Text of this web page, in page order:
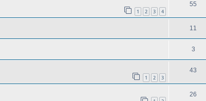
1 2 3 4
55
11
3
1 2 3
43
26